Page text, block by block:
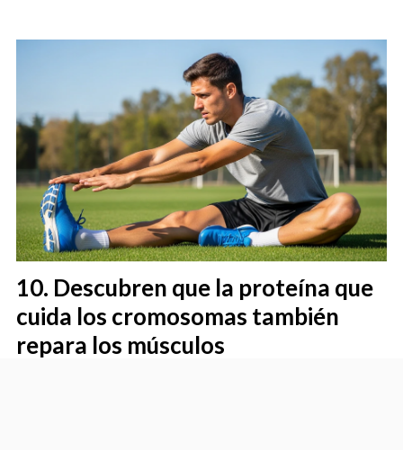
Descubren que la proteína que
cuida los cromosomas también
repara los músculos